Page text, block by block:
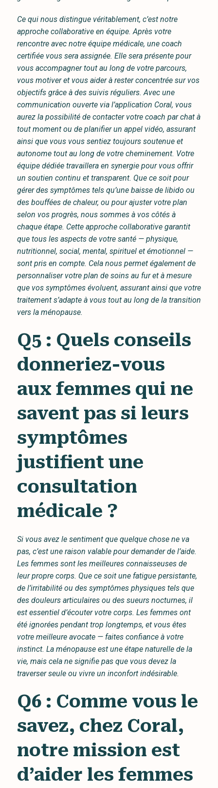
Ce qui nous distingue véritablement, c’est notre
approche collaborative en équipe. Après votre
rencontre avec notre équipe médicale, une coach
certifiée vous sera assignée. Elle sera présente pour
vous accompagner tout au long de votre parcours,
vous motiver et vous aider à rester concentrée sur vos
objectifs grâce à des suivis réguliers. Avec une
communication ouverte via l’application Coral, vous
aurez la possibilité de contacter votre coach par chat à
tout moment ou de planifier un appel vidéo, assurant
ainsi que vous vous sentiez toujours soutenue et
autonome tout au long de votre cheminement. Votre
équipe dédiée travaillera en synergie pour vous offrir
un soutien continu et transparent. Que ce soit pour
gérer des symptômes tels qu’une baisse de libido ou
des bouffées de chaleur, ou pour ajuster votre plan
selon vos progrès, nous sommes à vos côtés à
chaque étape. Cette approche collaborative garantit
que tous les aspects de votre santé — physique,
nutritionnel, social, mental, spirituel et émotionnel —
sont pris en compte. Cela nous permet également de
personnaliser votre plan de soins au fur et à mesure
que vos symptômes évoluent, assurant ainsi que votre
traitement s’adapte à vous tout au long de la transition
vers la ménopause.
Q5 : Quels conseils
donneriez-vous
aux femmes qui ne
savent pas si leurs
symptômes
justifient une
consultation
médicale ?
Si vous avez le sentiment que quelque chose ne va
pas, c’est une raison valable pour demander de l’aide.
Les femmes sont les meilleures connaisseuses de
leur propre corps. Que ce soit une fatigue persistante,
de l’irritabilité ou des symptômes physiques tels que
des douleurs articulaires ou des sueurs nocturnes, il
est essentiel d’écouter votre corps. Les femmes ont
été ignorées pendant trop longtemps, et vous êtes
votre meilleure avocate — faites confiance à votre
instinct. La ménopause est une étape naturelle de la
vie, mais cela ne signifie pas que vous devez la
traverser seule ou vivre un inconfort indésirable.
Q6 : Comme vous le
savez, chez Coral,
notre mission est
d’aider les femmes